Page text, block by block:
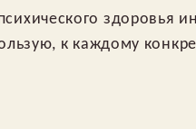
здоровья
к каждому